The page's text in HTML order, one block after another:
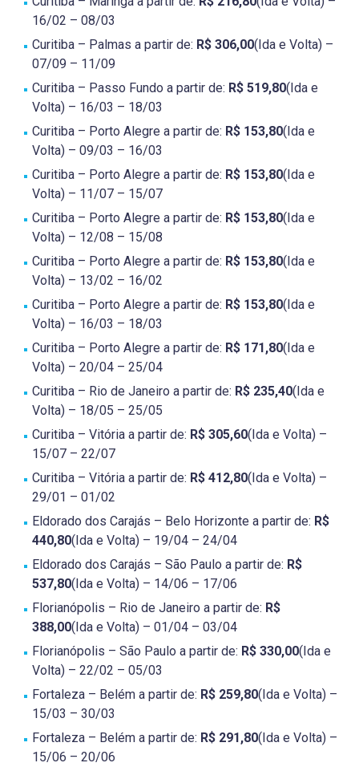
16/02 – 08/03
Curitiba – Palmas a partir de: R$ 306,00(Ida e Volta) –
07/09 – 11/09
Curitiba – Passo Fundo a partir de: R$ 519,80(Ida e
Volta) – 16/03 – 18/03
Curitiba – Porto Alegre a partir de: R$ 153,80(Ida e
Volta) – 09/03 – 16/03
Curitiba – Porto Alegre a partir de: R$ 153,80(Ida e
Volta) – 11/07 – 15/07
Curitiba – Porto Alegre a partir de: R$ 153,80(Ida e
Volta) – 12/08 – 15/08
Curitiba – Porto Alegre a partir de: R$ 153,80(Ida e
Volta) – 13/02 – 16/02
Curitiba – Porto Alegre a partir de: R$ 153,80(Ida e
Volta) – 16/03 – 18/03
Curitiba – Porto Alegre a partir de: R$ 171,80(Ida e
Volta) – 20/04 – 25/04
Curitiba – Rio de Janeiro a partir de: R$ 235,40(Ida e
Volta) – 18/05 – 25/05
Curitiba – Vitória a partir de: R$ 305,60(Ida e Volta) –
15/07 – 22/07
Curitiba – Vitória a partir de: R$ 412,80(Ida e Volta) –
29/01 – 01/02
Eldorado dos Carajás – Belo Horizonte a partir de: R$
440,80(Ida e Volta) – 19/04 – 24/04
Eldorado dos Carajás – São Paulo a partir de: R$
537,80(Ida e Volta) – 14/06 – 17/06
Florianópolis – Rio de Janeiro a partir de: R$
388,00(Ida e Volta) – 01/04 – 03/04
Florianópolis – São Paulo a partir de: R$ 330,00(Ida e
Volta) – 22/02 – 05/03
Fortaleza – Belém a partir de: R$ 259,80(Ida e Volta) –
15/03 – 30/03
Fortaleza – Belém a partir de: R$ 291,80(Ida e Volta) –
15/06 – 20/06